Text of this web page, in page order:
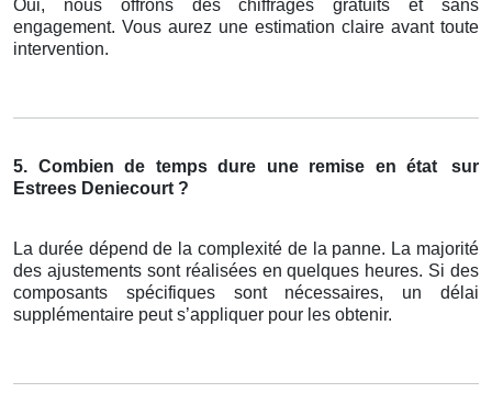
Oui, nous offrons des chiffrages gratuits et sans
engagement. Vous aurez une estimation claire avant toute
intervention.
5. Combien de temps dure une remise en état
sur
Estrees Deniecourt ?
La durée dépend de la complexité de la panne. La majorité
des ajustements sont réalisées en quelques heures. Si des
composants spécifiques sont nécessaires, un délai
supplémentaire peut s’appliquer pour les obtenir.